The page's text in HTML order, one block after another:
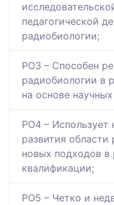
педагогической
радиобиологии;
РО3 – Способен
радиобиологии в
на основе
РО4 –
развития
новых подходов в
квалификации;
РО5 – Четко и